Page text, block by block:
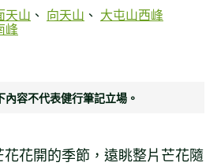
天山 向天山 大屯山西峰
峰
容不代表健行筆記立場。
花開的季節，遠眺整片芒花隨